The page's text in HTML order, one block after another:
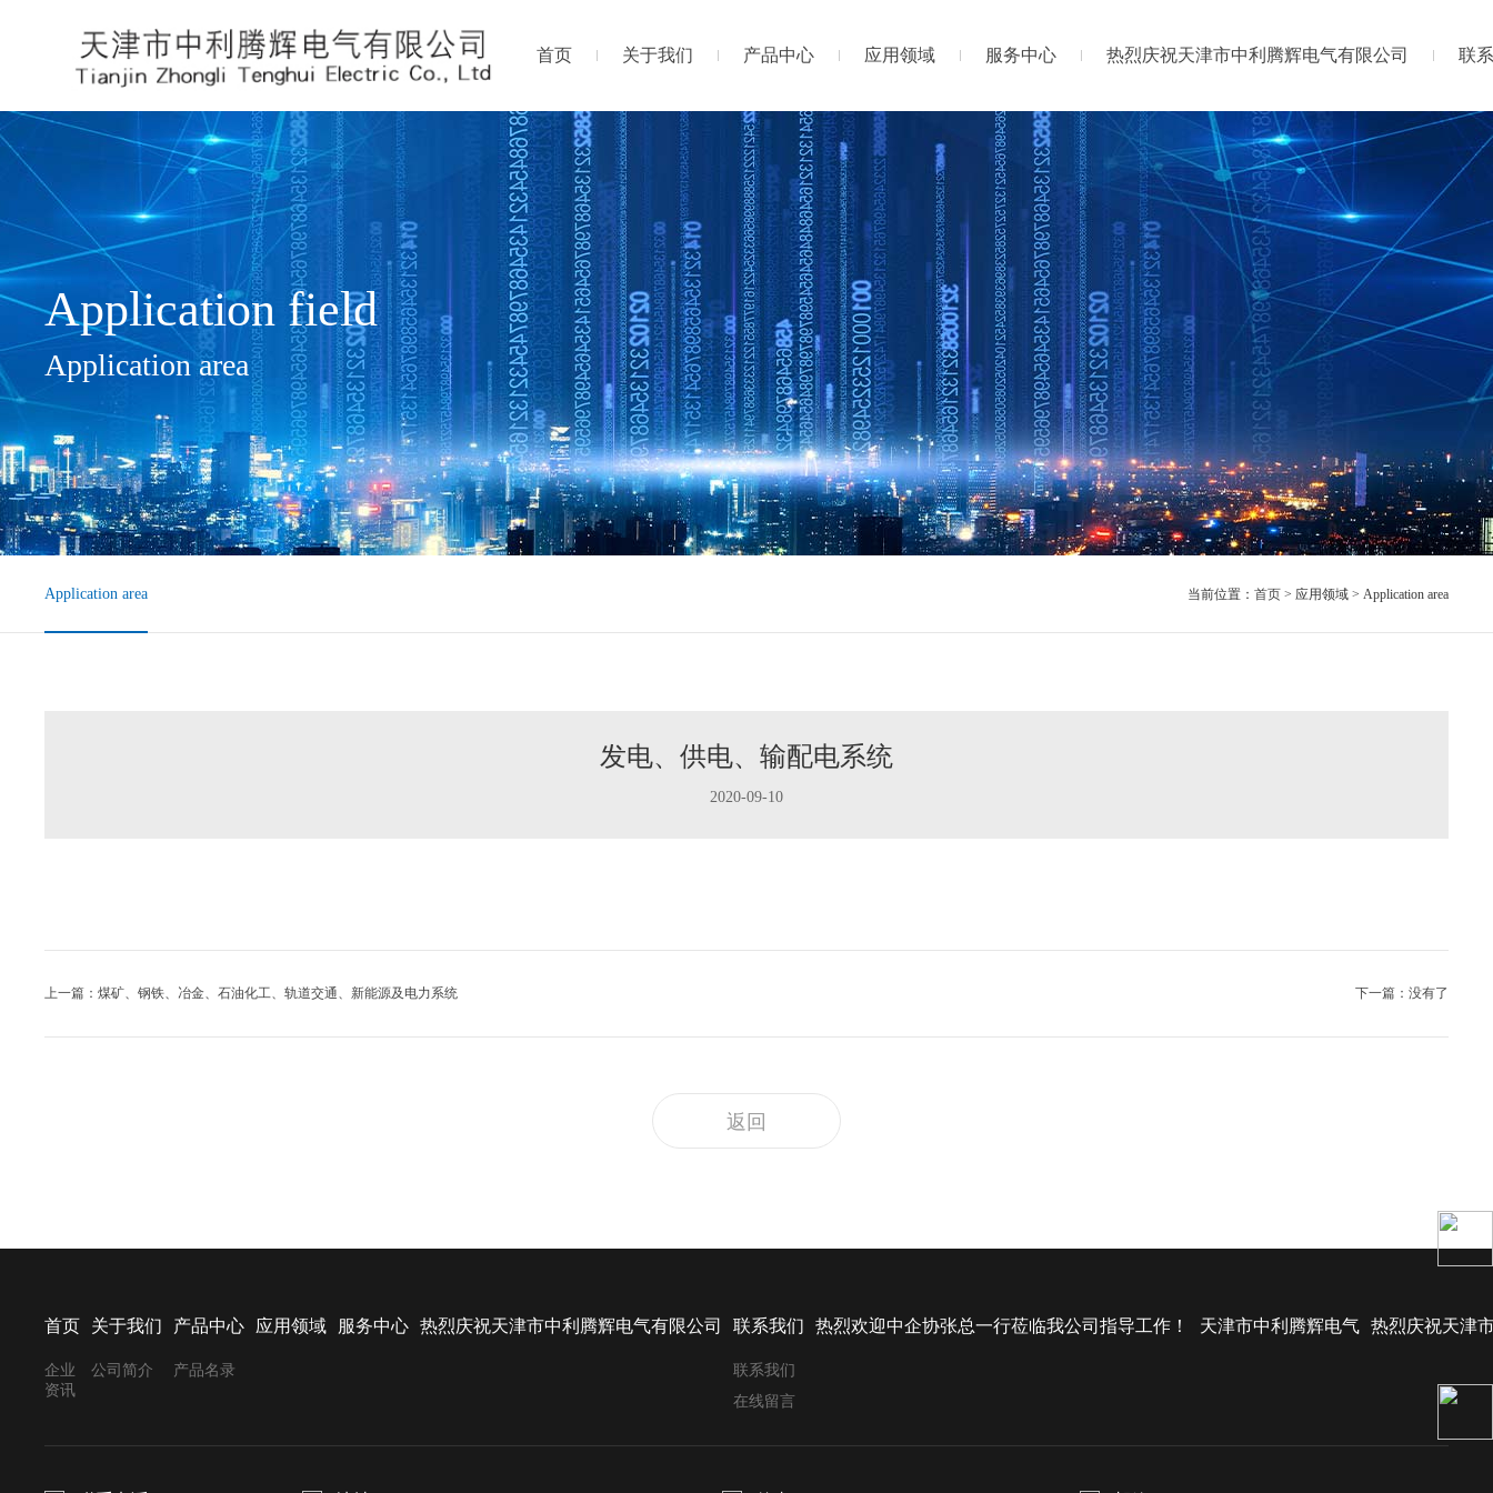
首页 关于我们 产品中心 应用领域 服务中心 热烈庆祝天津市中利腾辉电气有限公司 联
Application field
Application area
Application area 当前位置： 首页> 应用领域 > Application area
发电、供电、输配电系统
2020-09-10
上一篇：煤矿、钢铁、冶金、石油化工、轨道交通、新能源及电力系统 下一篇：没有了
返回
首页
企业
资讯
关于我们
公司简介
产品中心
产品名录
应用领域 服务中心 热烈庆祝天津市中利腾辉电气有限公司 联系我们
联系我们
在线留言
热烈欢迎中企协张总一行莅临我公司指导工作！ 天津市中利腾辉电气 热烈庆祝天津